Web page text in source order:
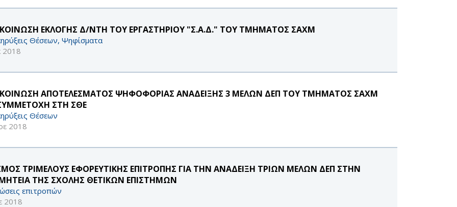
ΕΚΛΟΓΗΣ Δ/ΝΤΗ ΤΟΥ ΕΡΓΑΣΤΗΡΙΟΥ "Σ.Α.Δ." ΤΟΥ ΤΜΗΜΑΤΟΣ ΣΑΧΜ
Θέσεων, Ψηφίσματα
2018
ΑΠΟΤΕΛΕΣΜΑΤΟΣ ΨΗΦΟΦΟΡΙΑΣ ΑΝΑΔΕΙΞΗΣ 3 ΜΕΛΩΝ ΔΕΠ ΤΟΥ ΤΜΗΜΑΤΟΣ ΣΑΧΜ
ΣΤΗ ΣΘΕ
Θέσεων
2018
ΤΡΙΜΕΛΟΥΣ ΕΦΟΡΕΥΤΙΚΗΣ ΕΠΙΤΡΟΠΗΣ ΓΙΑ ΤΗΝ ΑΝΑΔΕΙΞΗ ΤΡΙΩΝ ΜΕΛΩΝ ΔΕΠ ΣΤΗΝ
ΤΗΣ ΣΧΟΛΗΣ ΘΕΤΙΚΩΝ ΕΠΙΣΤΗΜΩΝ
επιτροπών
2018